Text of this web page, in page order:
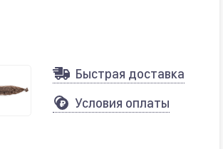
Быстрая доставка
Условия оплаты